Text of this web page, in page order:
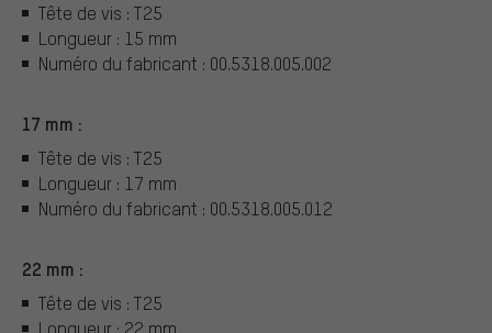
Tête de vis : T25
Longueur : 15 mm
Numéro du fabricant : 00.5318.005.002
17 mm :
Tête de vis : T25
Longueur : 17 mm
Numéro du fabricant : 00.5318.005.012
22 mm :
Tête de vis : T25
Longueur : 22 mm